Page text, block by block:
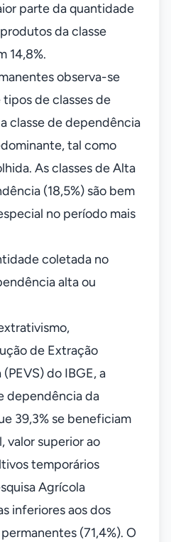
parte da quantidade
da classe
14,8%.
observa-se
de classes de
classe de dependência
tal como
As classes de Alta
(18,5%) são bem
no período mais
coletada no
alta ou
de Extração
do IBGE, a
dependência da
39,3% se beneficiam
valor superior ao
temporários
Agrícola
inferiores aos dos
(71,4%). O